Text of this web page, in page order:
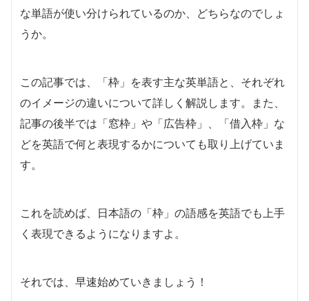
な単語が使い分けられているのか、どちらなのでしょ
うか。
この記事では、「枠」を表す主な英単語と、それぞれ
のイメージの違いについて詳しく解説します。また、
記事の後半では「窓枠」や「広告枠」、「借入枠」な
どを英語で何と表現するかについても取り上げていま
す。
これを読めば、日本語の「枠」の語感を英語でも上手
く表現できるようになりますよ。
それでは、早速始めていきましょう！